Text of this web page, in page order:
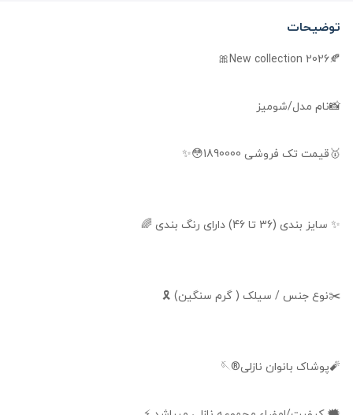
توضیحات
🍂New collection 2026🎀
📸نام مدل/شومیز
🥇قیمت تک فروشی 1890000😳✨
✨ سایز بندی (36 تا 46) دارای رنگ بندی 🌈
✂️نوع جنس / سیلک ( گرم سنگین) 🎗️
🧨پوشاک بانوان نازلی®🪡